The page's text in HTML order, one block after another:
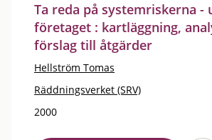
Ta reda på systemriskerna -
företaget : kartläggning,
förslag till åtgärder
Hellström Tomas
Räddningsverket (SRV)
2000